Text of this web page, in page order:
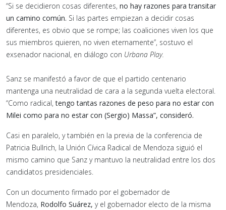
“Si se decidieron cosas diferentes, no hay razones para transitar
un camino común. Si las partes empiezan a decidir cosas
diferentes, es obvio que se rompe; las coaliciones viven los que
sus miembros quieren, no viven eternamente”, sostuvo el
exsenador nacional, en diálogo con Urbana Play.
Sanz se manifestó a favor de que el partido centenario
mantenga una neutralidad de cara a la segunda vuelta electoral.
“Como radical, tengo tantas razones de peso para no estar con
Milei como para no estar con (Sergio) Massa”, consideró.
Casi en paralelo, y también en la previa de la conferencia de
Patricia Bullrich, la Unión Cívica Radical de Mendoza siguió el
mismo camino que Sanz y mantuvo la neutralidad entre los dos
candidatos presidenciales.
Con un documento firmado por el gobernador de
Mendoza, Rodolfo Suárez, y el gobernador electo de la misma